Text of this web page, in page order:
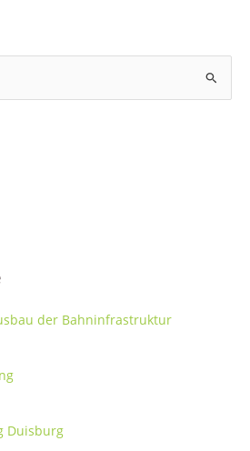
der Bahninfrastruktur
Duisburg